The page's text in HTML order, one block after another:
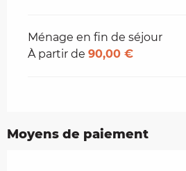
Ménage en fin de séjour
À partir de 90,00 €
Moyens de paiement